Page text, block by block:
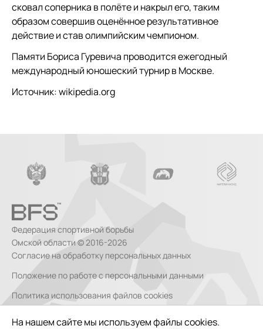
сковал соперника в полёте и накрыл его, таким
образом совершив оценённое результативное
действие и став олимпийским чемпионом.
Памяти Бориса Гуревича проводится ежегодный
международный юношеский турнир в Москве.
Источник: wikipedia.org
Федерация спортивной борьбы
Омской области © 2016-2026
Согласие на обработку персональных данных
Положение по работе с персональными данными
Политика использования файлов cookies
На нашем сайте мы используем файлы cookies.